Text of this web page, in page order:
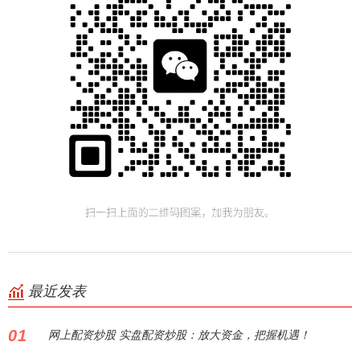
最近发表
01 网上配资炒股 实盘配资炒股：放大资金，把握机遇！